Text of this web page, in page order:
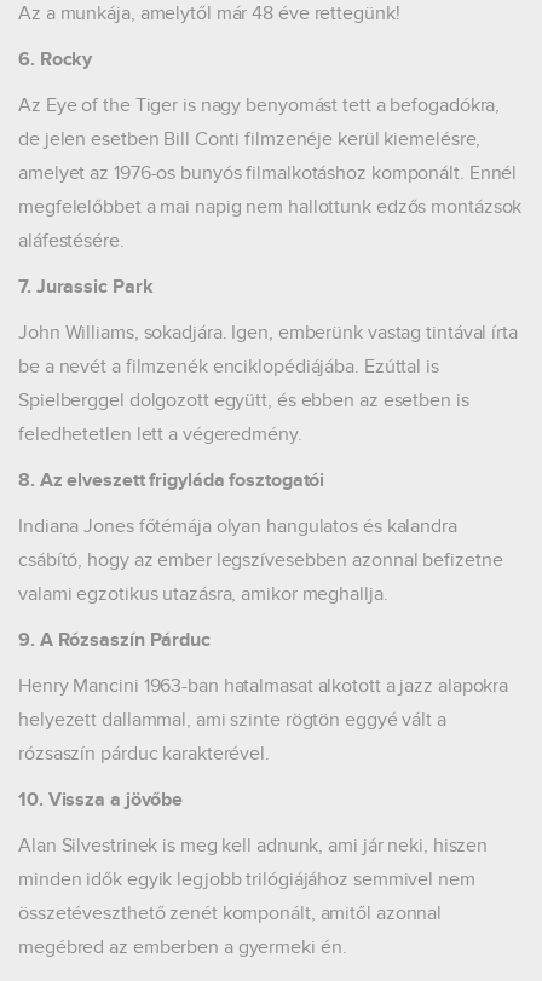
Az a munkája, amelytől már 48 éve rettegünk!
6. Rocky
Az Eye of the Tiger is nagy benyomást tett a befogadókra,
de jelen esetben Bill Conti filmzenéje kerül kiemelésre,
amelyet az 1976-os bunyós filmalkotáshoz komponált. Ennél
megfelelőbbet a mai napig nem hallottunk edzős montázsok
aláfestésére.
7. Jurassic Park
John Williams, sokadjára. Igen, emberünk vastag tintával írta
be a nevét a filmzenék enciklopédiájába. Ezúttal is
Spielberggel dolgozott együtt, és ebben az esetben is
feledhetetlen lett a végeredmény.
8. Az elveszett frigyláda fosztogatói
Indiana Jones főtémája olyan hangulatos és kalandra
csábító, hogy az ember legszívesebben azonnal befizetne
valami egzotikus utazásra, amikor meghallja.
9. A Rózsaszín Párduc
Henry Mancini 1963-ban hatalmasat alkotott a jazz alapokra
helyezett dallammal, ami szinte rögtön eggyé vált a
rózsaszín párduc karakterével.
10. Vissza a jövőbe
Alan Silvestrinek is meg kell adnunk, ami jár neki, hiszen
minden idők egyik legjobb trilógiájához semmivel nem
összetéveszthető zenét komponált, amitől azonnal
megébred az emberben a gyermeki én.